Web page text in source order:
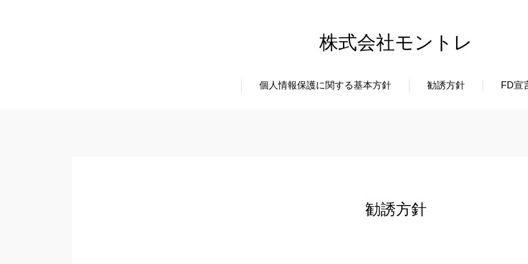
株式会社モントレ
個人情報保護に関する基本方針 勧誘方針 FD宣
勧誘方針